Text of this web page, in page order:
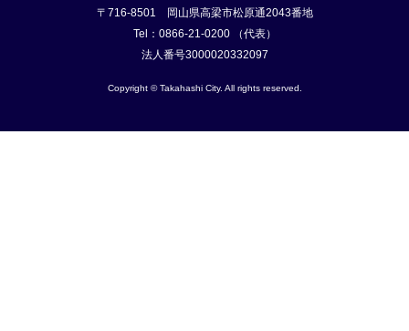
〒716-8501 岡山県高梁市松原通2043番地
Tel：0866-21-0200 （代表）
法人番号3000020332097
Copyright © Takahashi City. All rights reserved.